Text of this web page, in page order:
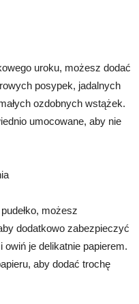
uroku, możesz dodać
posypek, jadalnych
ozdobnych wstążek.
umocowane, aby nie
możesz
dodatkowo zabezpieczyć
owiń je delikatnie papierem.
aby dodać trochę